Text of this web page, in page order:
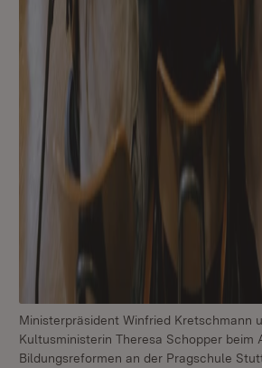
Ministerpräsident Winfried Kretschmann
Kultusministerin Theresa Schopper beim
Bildungsreformen an der Pragschule